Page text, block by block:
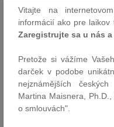
Pre každú spoločnosť je
na konkrétne špecifiká
V rámci záverečného
zistenia a nedostatky,
potencionálne ak
obsahuje aj analýzy,
pre klienta. Akékoľvek
dokáže prispôsobiť
Čo je právny audit?
Vitajte na
informácií ako pre laikov
Zaregistrujte sa u nás
Pretože si vážíme
darček v podobe
nejznámějších
Martina Maisnera,
o smlouvách".